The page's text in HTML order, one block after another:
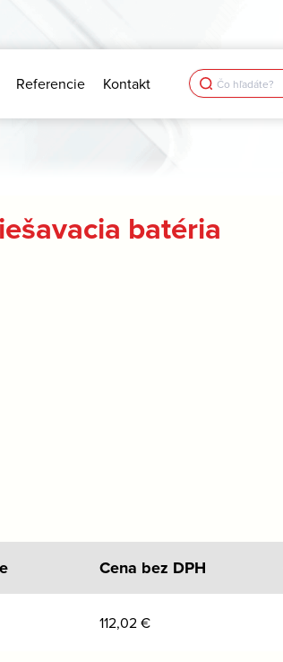
Referencie Kontakt Search
for:
batéria
Cena bez DPH
112,02€